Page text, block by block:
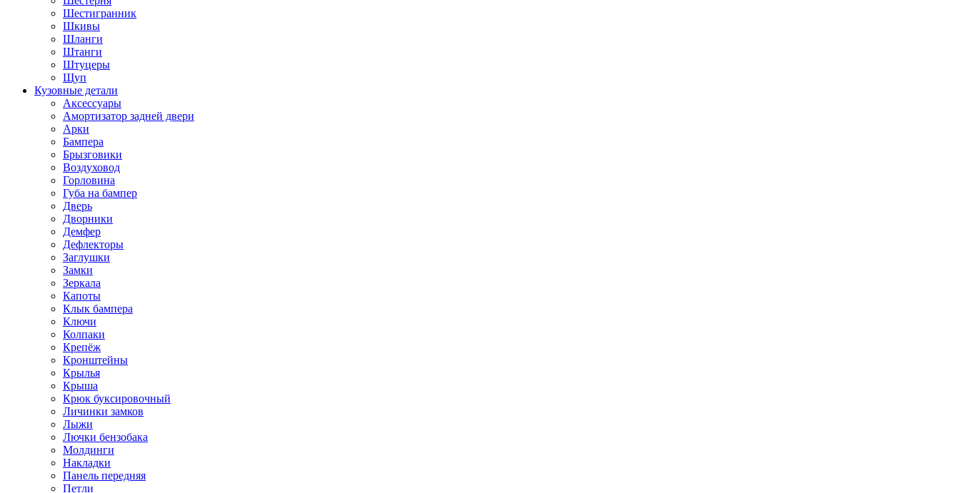
Шестигранник
Шкивы
Шланги
Штанги
Штуцеры
Щуп
Кузовные детали
Аксессуары
Амортизатор задней двери
Арки
Бампера
Брызговики
Воздуховод
Горловина
Губа на бампер
Дверь
Дворники
Демфер
Дефлекторы
Заглушки
Замки
Зеркала
Капоты
Клык бампера
Ключи
Колпаки
Крепёж
Кронштейны
Крылья
Крыша
Крюк буксировочный
Личинки замков
Лыжи
Лючки бензобака
Молдинги
Накладки
Панель передняя
Петли